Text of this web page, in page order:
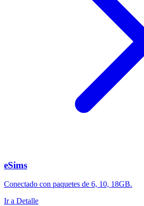
eSims
Conectado con paquetes de 6, 10, 18GB.
Ir a Detalle